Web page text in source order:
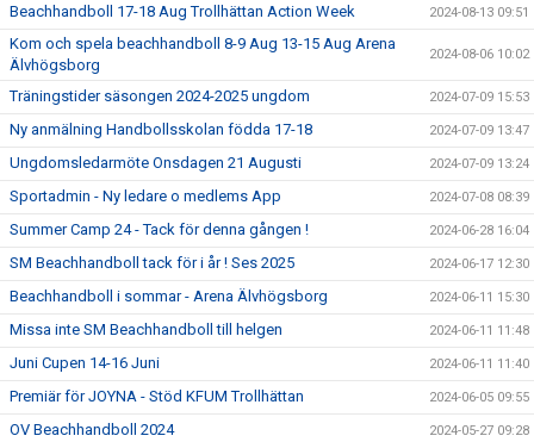
Beachhandboll 17-18 Aug Trollhättan Action Week 2024-08-13 09:51
Kom och spela beachhandboll 8-9 Aug 13-15 Aug Arena
Älvhögsborg
2024-08-06 10:02
Träningstider säsongen 2024-2025 ungdom 2024-07-09 15:53
Ny anmälning Handbollsskolan födda 17-18 2024-07-09 13:47
Ungdomsledarmöte Onsdagen 21 Augusti 2024-07-09 13:24
Sportadmin - Ny ledare o medlems App 2024-07-08 08:39
Summer Camp 24 - Tack för denna gången ! 2024-06-28 16:04
SM Beachhandboll tack för i år ! Ses 2025 2024-06-17 12:30
Beachhandboll i sommar - Arena Älvhögsborg 2024-06-11 15:30
Missa inte SM Beachhandboll till helgen 2024-06-11 11:48
Juni Cupen 14-16 Juni 2024-06-11 11:40
Premiär för JOYNA - Stöd KFUM Trollhättan 2024-06-05 09:55
OV Beachhandboll 2024 2024-05-27 09:28